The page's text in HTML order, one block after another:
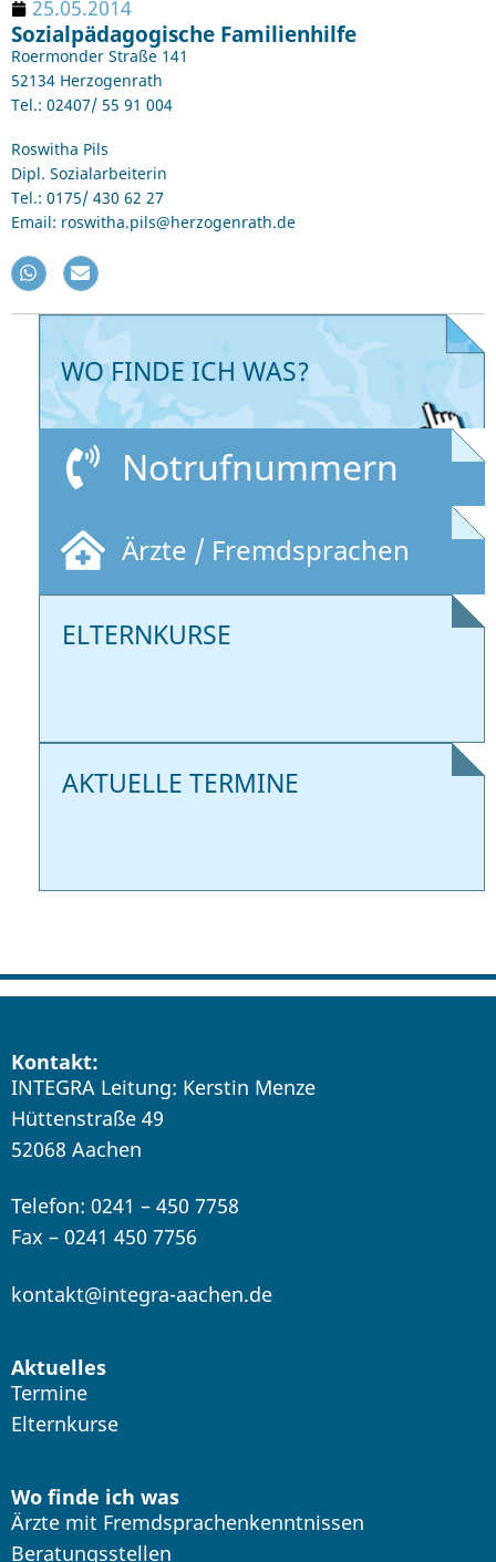
25.05.2014
Sozialpädagogische Familienhilfe
Roermonder Straße 141
52134 Herzogenrath
Tel.: 02407/ 55 91 004
Roswitha Pils
Dipl. Sozialarbeiterin
Tel.: 0175/ 430 62 27
Email: roswitha.pils@herzogenrath.de
WO FINDE ICH WAS?
Notrufnummern
Ärzte / Fremdsprachen
ELTERNKURSE
AKTUELLE TERMINE
Kontakt:
INTEGRA Leitung: Kerstin Menze
Hüttenstraße 49
52068 Aachen
Telefon: 0241 – 450 7758
Fax – 0241 450 7756
kontakt@integra-aachen.de
Aktuelles
Termine
Elternkurse
Wo finde ich was
Ärzte mit Fremdsprachenkenntnissen
Beratungsstellen